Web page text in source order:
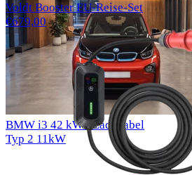
BMW i3 42 kWh Ladekabel
Typ 2 11kW
Voldt Booster EU-Reise-Set
€679,00